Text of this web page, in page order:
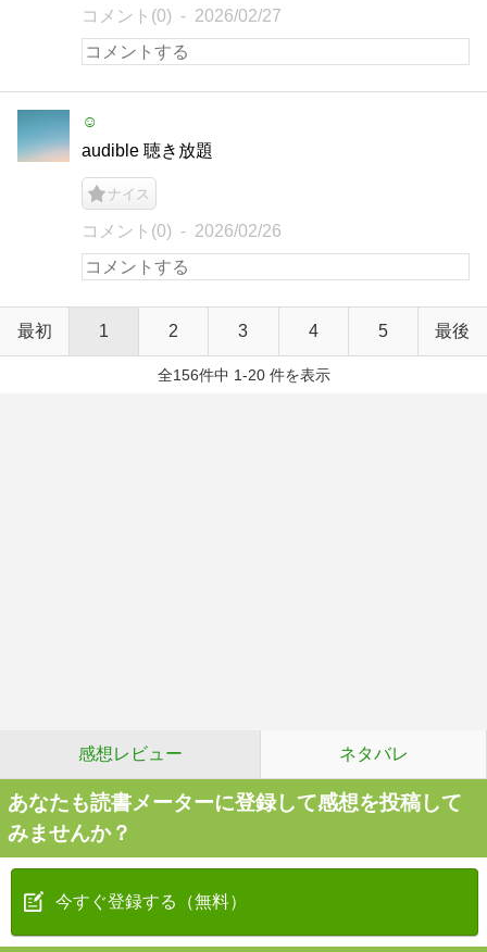
コメント(0) 2026/02/27
☺︎
audible 聴き放題
ナイス
コメント(0) 2026/02/26
最初 1 2 3 4 5 最後
全156件中 1-20 件を表示
感想レビュー ネタバレ
あなたも読書メーターに登録して感想を投稿して
みませんか？
今すぐ登録する（無料）